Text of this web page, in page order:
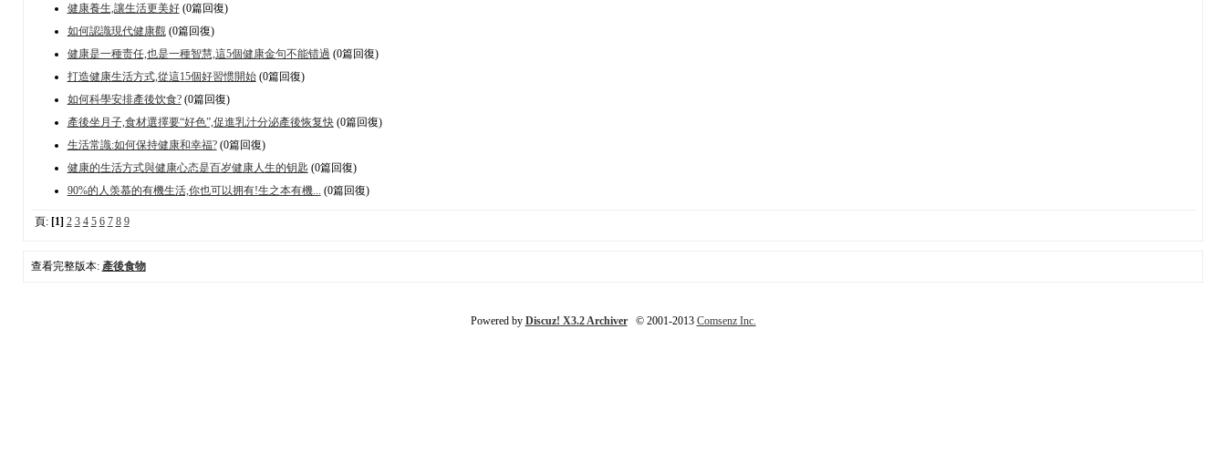
健康養生,讓生活更美好(0篇回復)
如何認識現代健康觀(0篇回復)
健康是一種责任,也是一種智慧,這5個健康金句不能错過 (0篇回復)
打造健康生活方式,從這15個好習惯開始(0篇回復)
如何科學安排產後饮食?(0篇回復)
產後坐月子,食材選擇要“好色”,促進乳汁分泌產後恢复快(0篇回復)
生活常識:如何保持健康和幸福?(0篇回復)
健康的生活方式與健康心态是百岁健康人生的钥匙 (0篇回復)
90%的人羡慕的有機生活,你也可以拥有!生之本有機... (0篇回復)
頁: [1] 2 3 4 5 6 7 8 9
查看完整版本: 產後食物
Powered by Discuz! X3.2 Archiver© 2001-2013 Comsenz Inc.